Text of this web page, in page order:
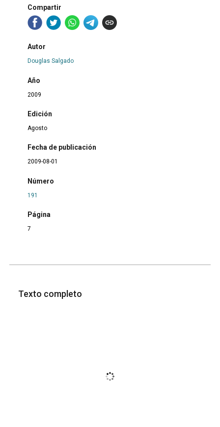
Compartir
Autor
Douglas Salgado
Año
2009
Edición
Agosto
Fecha de publicación
2009-08-01
Número
191
Página
7
Texto completo